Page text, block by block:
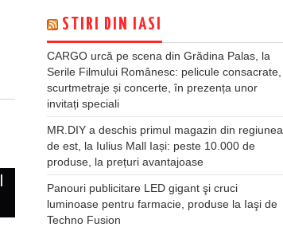
STIRI DIN IASI
CARGO urcă pe scena din Grădina Palas, la
Serile Filmului Românesc: pelicule consacrate,
scurtmetraje și concerte, în prezența unor
invitați speciali
MR.DIY a deschis primul magazin din regiunea
de est, la Iulius Mall Iași: peste 10.000 de
produse, la prețuri avantajoase
Panouri publicitare LED gigant şi cruci
luminoase pentru farmacie, produse la Iaşi de
Techno Fusion